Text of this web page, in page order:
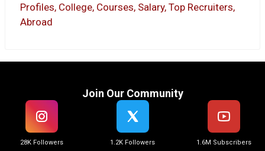
Profiles, College, Courses, Salary, Top Recruiters,
Abroad
Join Our Community
28K Followers 1.2K Followers 1.6M Subscribers